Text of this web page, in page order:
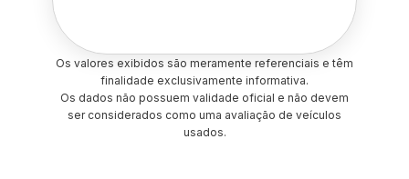
Os valores exibidos são meramente referenciais e têm
finalidade exclusivamente informativa.
Os dados não possuem validade oficial e não devem
ser considerados como uma avaliação de veículos
usados.